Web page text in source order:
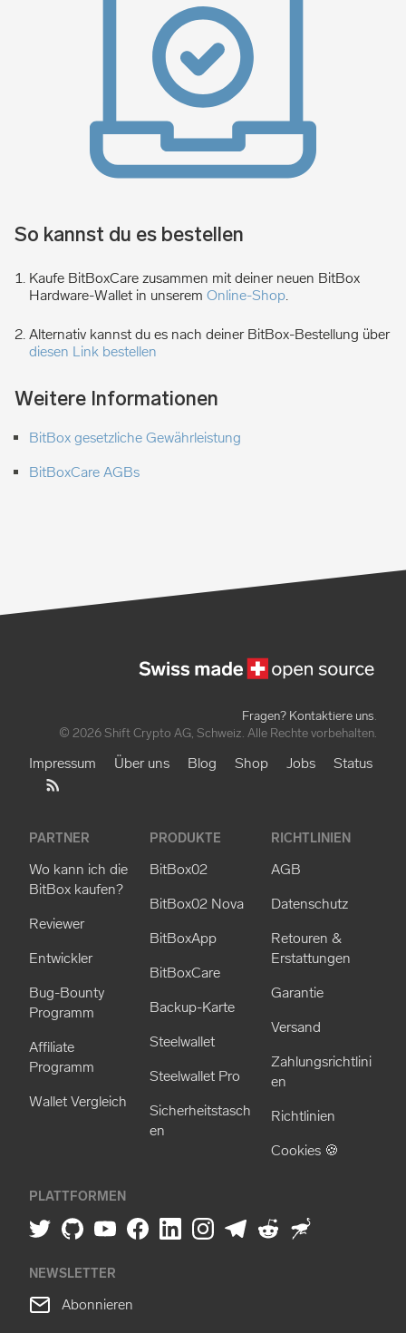
So kannst du es bestellen
Kaufe BitBoxCare zusammen mit deiner neuen BitBox
Hardware-Wallet in unserem Online-Shop.
Alternativ kannst du es nach deiner BitBox-Bestellung über
diesen Link bestellen
Weitere Informationen
BitBox gesetzliche Gewährleistung
BitBoxCare AGBs
Fragen? Kontaktiere uns.
© 2026 Shift Crypto AG, Schweiz. Alle Rechte vorbehalten.
Impressum Über uns Blog Shop Jobs Status
PARTNER
Wo kann ich die
BitBox kaufen?
Reviewer
Entwickler
Bug-Bounty
Programm
Affiliate
Programm
Wallet Vergleich
PRODUKTE
BitBox02
BitBox02 Nova
BitBoxApp
BitBoxCare
Backup-Karte
Steelwallet
Steelwallet Pro
Sicherheitstasch
en
RICHTLINIEN
AGB
Datenschutz
Retouren &
Erstattungen
Garantie
Versand
Zahlungsrichtlini
en
Richtlinien
Cookies 🍪
PLATTFORMEN
NEWSLETTER
Abonnieren